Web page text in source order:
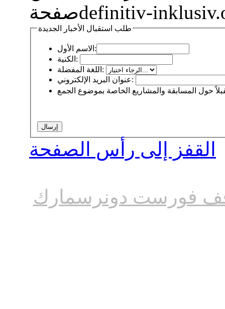
طلب استقبال الأخبار الجديدة
الاسم الأول:
الكنية:
اللغة المفضلة:
عنوان البريد الإلكتروني:
القفز إلى رأس الصفحة
فورست دونرسمارك